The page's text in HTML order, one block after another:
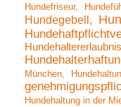
Hundefriseur
Hundegebell
Hundehaltererlaubnis
München
Hundehaltung in der